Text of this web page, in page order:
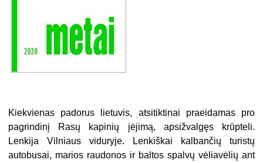
Kiekvienas padorus lietuvis, atsitiktinai praeidamas pro
pagrindinį Rasų kapinių įėjimą, apsižvalgęs krūpteli.
Lenkija Vilniaus viduryje. Lenkiškai kalbančių turistų
autobusai, marios raudonos ir baltos spalvų vėliavėlių ant